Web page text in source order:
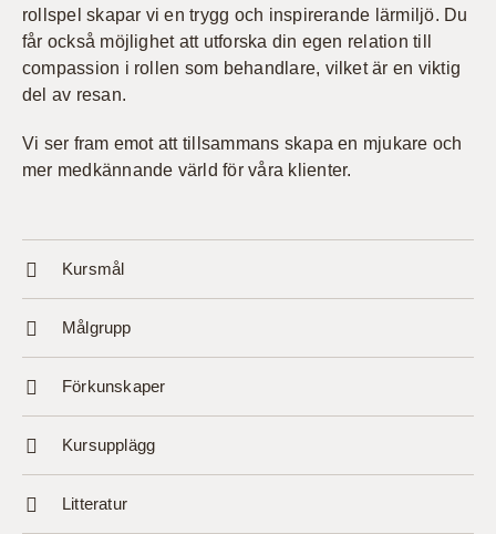
rollspel skapar vi en trygg och inspirerande lärmiljö. Du
får också möjlighet att utforska din egen relation till
compassion i rollen som behandlare, vilket är en viktig
del av resan.
Vi ser fram emot att tillsammans skapa en mjukare och
mer medkännande värld för våra klienter.
Kursmål
Målgrupp
Förkunskaper
Kursupplägg
Litteratur